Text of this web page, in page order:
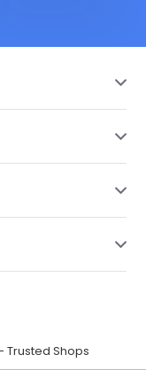
Trusted Shops